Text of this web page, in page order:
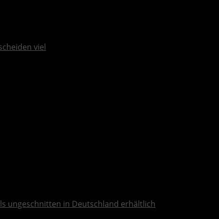
viel
ungeschnitten in Deutschland erhältlich